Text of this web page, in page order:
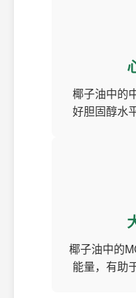
椰子油中的
好胆固醇水
椰子油中的
能量，有助